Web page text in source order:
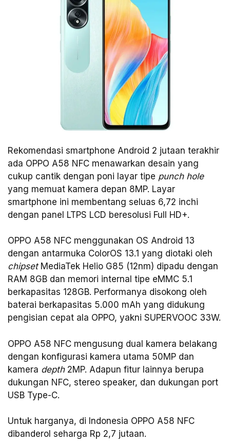
Rekomendasi smartphone Android 2 jutaan terakhir
ada OPPO A58 NFC menawarkan desain yang
cukup cantik dengan poni layar tipe punch hole
yang memuat kamera depan 8MP. Layar
smartphone ini membentang seluas 6,72 inchi
dengan panel LTPS LCD beresolusi Full HD+.
OPPO A58 NFC menggunakan OS Android 13
dengan antarmuka ColorOS 13.1 yang diotaki oleh
chipsetMediaTek Helio G85 (12nm) dipadu dengan
RAM 8GB dan memori internal tipe eMMC 5.1
berkapasitas 128GB. Performanya disokong oleh
baterai berkapasitas 5.000 mAh yang didukung
pengisian cepat ala OPPO, yakni SUPERVOOC 33W.
OPPO A58 NFC mengusung dual kamera belakang
dengan konfigurasi kamera utama 50MP dan
kamera depth2MP. Adapun fitur lainnya berupa
dukungan NFC, stereo speaker, dan dukungan port
USB Type-C.
Untuk harganya, di Indonesia OPPO A58 NFC
dibanderol seharga Rp 2,7 jutaan.